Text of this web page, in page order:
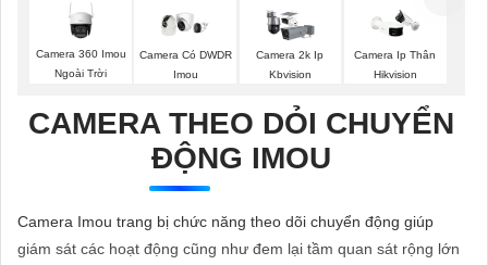
SẢN
LẮP
Camera 360 Imou
Ngoài Trời
Camera Có DWDR
Imou
Camera 2k Ip
Kbvision
Camera Ip Thân
Hikvision
CAMERA THEO DỎI CHUYỂN
ĐỘNG IMOU
Camera Imou trang bị chức năng theo dõi chuyển động giúp
giám sát các hoạt động cũng như đem lại tầm quan sát rộng lớn